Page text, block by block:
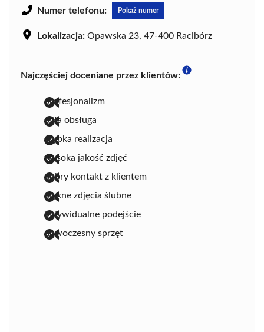
Numer telefonu: Pokaż numer
Lokalizacja: Opawska 23, 47-400 Racibórz
Najczęściej doceniane przez klientów:
profesjonalizm
miła obsługa
szybka realizacja
wysoka jakość zdjęć
dobry kontakt z klientem
piękne zdjęcia ślubne
indywidualne podejście
nowoczesny sprzęt